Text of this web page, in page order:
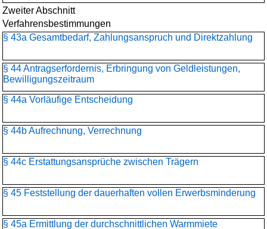
Zweiter Abschnitt
Verfahrensbestimmungen
§ 43a Gesamtbedarf, Zahlungsanspruch und Direktzahlung
§ 44 Antragserfordernis, Erbringung von Geldleistungen,
Bewilligungszeitraum
§ 44a Vorläufige Entscheidung
§ 44b Aufrechnung, Verrechnung
§ 44c Erstattungsansprüche zwischen Trägern
§ 45 Feststellung der dauerhaften vollen Erwerbsminderung
§ 45a Ermittlung der durchschnittlichen Warmmiete